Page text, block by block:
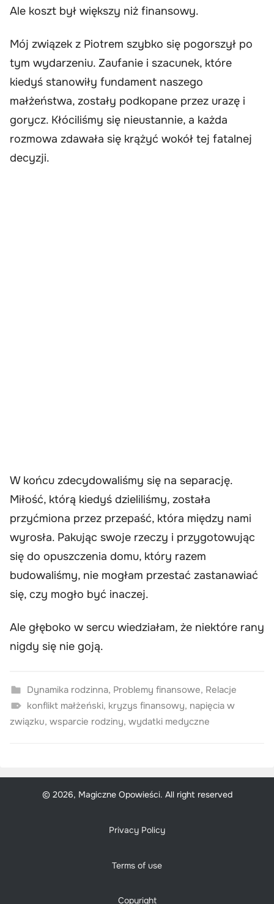
Ale koszt był większy niż finansowy.
Mój związek z Piotrem szybko się pogorszył po
tym wydarzeniu. Zaufanie i szacunek, które
kiedyś stanowiły fundament naszego
małżeństwa, zostały podkopane przez urazę i
gorycz. Kłóciliśmy się nieustannie, a każda
rozmowa zdawała się krążyć wokół tej fatalnej
decyzji.
W końcu zdecydowaliśmy się na separację.
Miłość, którą kiedyś dzieliliśmy, została
przyćmiona przez przepaść, która między nami
wyrosła. Pakując swoje rzeczy i przygotowując
się do opuszczenia domu, który razem
budowaliśmy, nie mogłam przestać zastanawiać
się, czy mogło być inaczej.
Ale głęboko w sercu wiedziałam, że niektóre rany
nigdy się nie goją.
Dynamika rodzinna, Problemy finansowe, Relacje
konflikt małżeński, kryzys finansowy, napięcia w
związku, wsparcie rodziny, wydatki medyczne
© 2026, Magiczne Opowieści. All right reserved
Privacy Policy
Terms of use
Copyright